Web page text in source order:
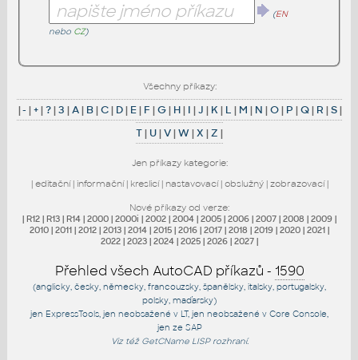
(EN
nebo CZ)
Všechny příkazy:
|- |+|?|3 |A| B|C| D| E| F |G| H| I |J | K| L | M | N |O| P |Q| R |S|
T| U|V|W|X |Z |
Jen příkazy kategorie:
| editační| informační| kreslicí| nastavovací| obslužný| zobrazovací|
Nové příkazy od verze:
| R12 | R13 | R14 | 2000 | 2000i | 2002 | 2004 | 2005 | 2006 | 2007 | 2008 | 2009 |
2010 | 2011 | 2012 | 2013 | 2014 | 2015 | 2016 | 2017 | 2018 | 2019 | 2020 | 2021 |
2022 | 2023 | 2024 | 2025 | 2026 | 2027 |
Přehled všech AutoCAD příkazů - 1590
(anglicky, česky, německy, francouzsky, španělsky, italsky, portugalsky,
polsky, maďarsky)
jen ExpressTools , jen neobsažené v LT, jen neobsažené v Core Console
jen ze SAP
Viz též GetCNameLISP rozhraní.